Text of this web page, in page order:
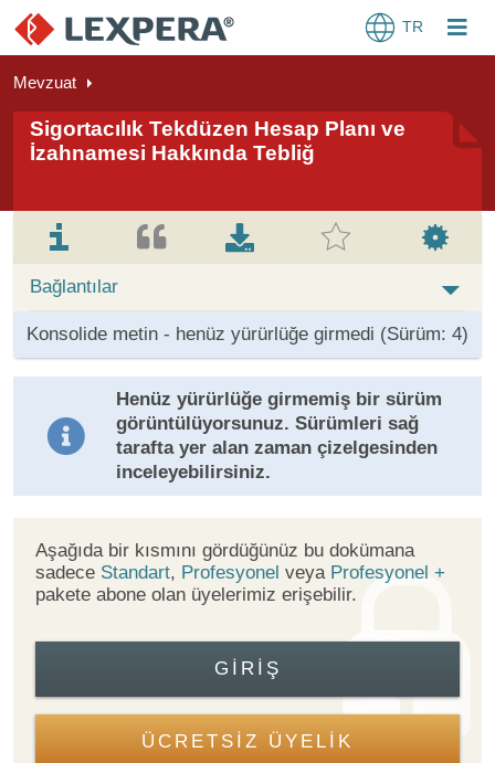
TR
Mevzuat
Sigortacılık Tekdüzen Hesap Planı ve
İzahnamesi Hakkında Tebliğ
Bağlantılar
Konsolide metin - henüz yürürlüğe girmedi (Sürüm: 4)
Henüz yürürlüğe girmemiş bir sürüm
görüntülüyorsunuz. Sürümleri sağ
tarafta yer alan zaman çizelgesinden
inceleyebilirsiniz.
Aşağıda bir kısmını gördüğünüz bu dokümana
sadece Standart, Profesyonel veya Profesyonel +
pakete abone olan üyelerimiz erişebilir.
GIRIŞ
ÜCRETSİZ ÜYELİK